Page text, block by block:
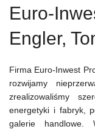
Euro-
Engler,
Firma Euro-Inwest
rozwijamy
zrealizowaliśmy
energetyki i fabryk,
galerie handlowe.